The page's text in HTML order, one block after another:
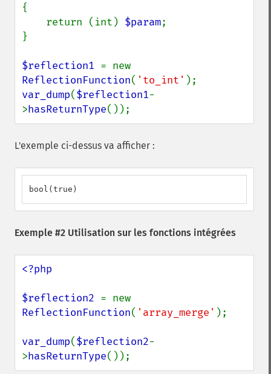
{
    return (int)
$param;
}
$reflection1
ReflectionFunction( 'to_int'
var_dump($reflection1-
>hasReturnType());
L'exemple ci-dessus va afficher :
bool(true)
Exemple #2 Utilisation sur les fonctions intégrées
<?php
$reflection2
ReflectionFunction( 'array_merge' );
var_dump($reflection2-
>hasReturnType());